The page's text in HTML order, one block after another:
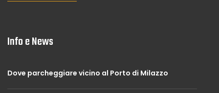
Info e News
Dove parcheggiare vicino al Porto di Milazzo